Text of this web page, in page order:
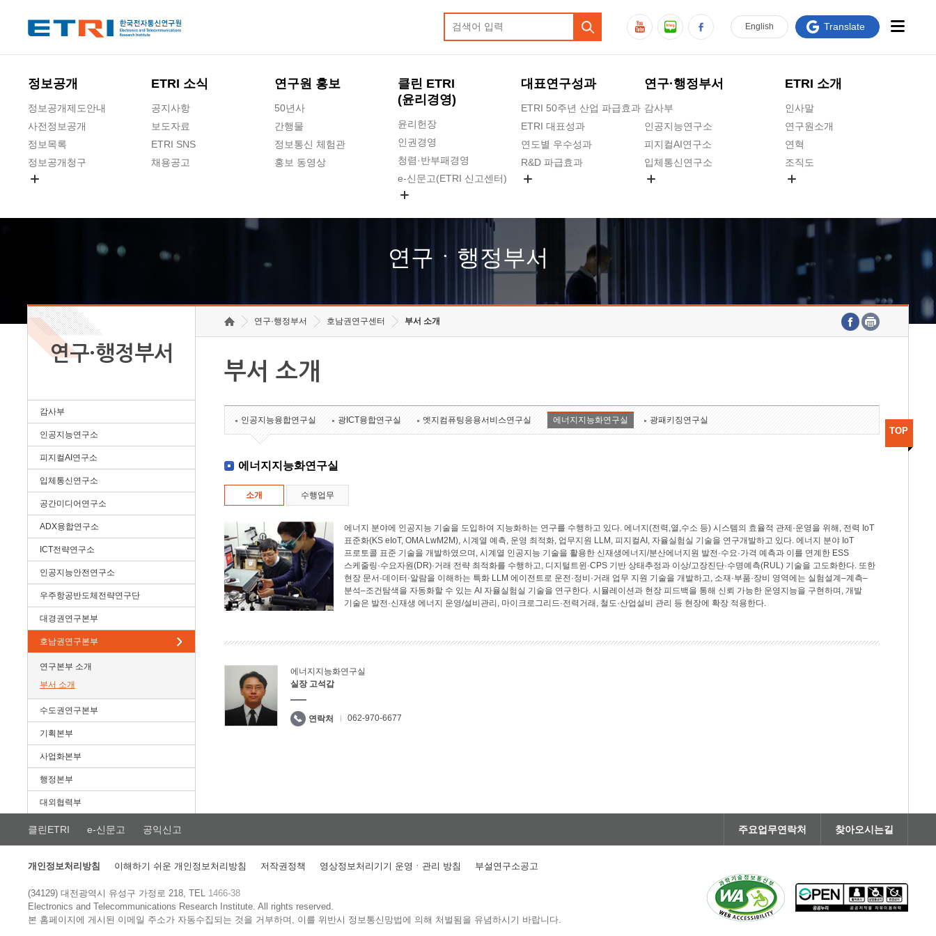
정보공개
정보공개제도안내
사전정보공개
정보목록
정보공개청구
ETRI 소식
공지사항
보도자료
ETRI SNS
채용공고
연구원 홍보
50년사
간행물
정보통신 체험관
홍보 동영상
클린 ETRI
(윤리경영)
윤리헌장
인권경영
청렴·반부패경영
e-신문고(ETRI 신고센터)
고객의소리
수의계약 현황
대표연구성과
ETRI 50주년 산업 파급효과
ETRI 대표성과
연도별 우수성과
R&D 파급효과
연구·행정부서
감사부
인공지능연구소
피지컬AI연구소
입체통신연구소
호남권연구본부
기획본부
ETRI 소개
인사말
연구원소개
연혁
조직도
연구원 고객헌장
주요업무연락처
English Translate
연구ㆍ행정부서
연구·행정부서
감사부
인공지능연구소
피지컬AI연구소
입체통신연구소
공간미디어연구소
ADX융합연구소
ICT전략연구소
인공지능안전연구소
우주항공반도체전략연구단
대경권연구본부
호남권연구본부
연구본부 소개
부서 소개
수도권연구본부
기획본부
사업화본부
행정본부
대외협력부
연구·행정부서 호남권연구센터 부서 소개
부서 소개
인공지능융합연구실 광ICT융합연구실 엣지컴퓨팅응용서비스연구실 에너지지능화연구실 광패키징연구실
에너지지능화연구실
소개 수행업무
에너지 분야에 인공지능 기술을 도입하여 지능화하는 연구를 수행하고 있다. 에너지(전력,열,수소 등) 시스템의 효율적 관제·운영을 위해, 전력 IoT
표준화(KS eIoT, OMA LwM2M), 시계열 예측, 운영 최적화, 업무지원 LLM, 피지컬AI, 자율실험실 기술을 연구개발하고 있다. 에너지 분야 IoT
프로토콜 표준 기술을 개발하였으며, 시계열 인공지능 기술을 활용한 신재생에너지/분산에너지원 발전·수요·가격 예측과 이를 연계한 ESS
스케줄링·수요자원(DR)·거래 전략 최적화를 수행하고, 디지털트윈·CPS 기반 상태추정과 이상/고장진단·수명예측(RUL) 기술을 고도화한다. 또한
현장 문서·데이터·알람을 이해하는 특화 LLM 에이전트로 운전·정비·거래 업무 지원 기술을 개발하고, 소재·부품·장비 영역에는 실험설계–계측–
분석–조건탐색을 자동화할 수 있는 AI 자율실험실 기술을 연구한다. 시뮬레이션과 현장 피드백을 통해 신뢰 가능한 운영지능을 구현하며, 개발
기술은 발전·신재생 에너지 운영/설비관리, 마이크로그리드·전력거래, 철도·산업설비 관리 등 현장에 확장 적용한다.
에너지지능화연구실
실장 고석갑
연락처 062-970-6677
TOP
클린ETRI e-신문고 공익신고 주요업무연락처 찾아오시는길
개인정보처리방침 이해하기 쉬운 개인정보처리방침 저작권정책 영상정보처리기기 운영ㆍ관리 방침 부설연구소공고
(34129) 대전광역시 유성구 가정로 218, TEL 1466-38
Electronics and Telecommunications Research Institute.All rights reserved.
본 홈페이지에 게시된 이메일 주소가 자동수집되는 것을 거부하며, 이를 위반시 정보통신망법에 의해 처벌됨을 유념하시기 바랍니다.